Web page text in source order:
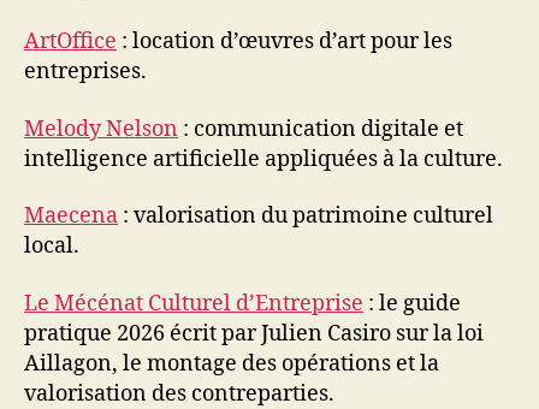
ArtOffice : location d’œuvres d’art pour les
entreprises.
Melody Nelson : communication digitale et
intelligence artificielle appliquées à la culture.
Maecena : valorisation du patrimoine culturel
local.
Le Mécénat Culturel d’Entreprise : le guide
pratique 2026 écrit par Julien Casiro sur la loi
Aillagon, le montage des opérations et la
valorisation des contreparties.